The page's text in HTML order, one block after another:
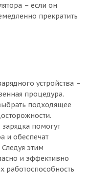
– если он
прекратить
устройства –
процедура.
подходящее
помогут
и обеспечат
этим
и эффективно
работоспособность